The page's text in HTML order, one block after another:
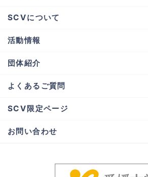
SCVについて
活動情報
団体紹介
よくあるご質問
SCV限定ページ
お問い合わせ